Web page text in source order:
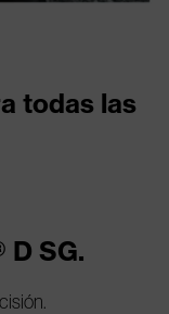
todas las
D SG.